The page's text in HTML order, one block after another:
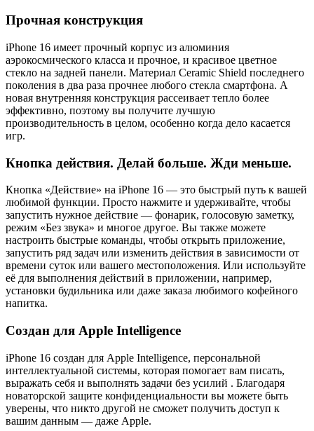
Прочная конструкция
iPhone 16 имеет прочный корпус из алюминия
аэрокосмического класса и прочное, и красивое цветное
стекло на задней панели. Материал Ceramic Shield последнего
поколения в два раза прочнее любого стекла смартфона. А
новая внутренняя конструкция рассеивает тепло более
эффективно, поэтому вы получите лучшую
производительность в целом, особенно когда дело касается
игр.
Кнопка действия. Делай больше. Жди меньше.
Кнопка «Действие» на iPhone 16 — это быстрый путь к вашей
любимой функции. Просто нажмите и удерживайте, чтобы
запустить нужное действие — фонарик, голосовую заметку,
режим «Без звука» и многое другое. Вы также можете
настроить быстрые команды, чтобы открыть приложение,
запустить ряд задач или изменить действия в зависимости от
времени суток или вашего местоположения. Или используйте
её для выполнения действий в приложении, например,
установки будильника или даже заказа любимого кофейного
напитка.
Создан для Apple Intelligence
iPhone 16 создан для Apple Intelligence, персональной
интеллектуальной системы, которая помогает вам писать,
выражать себя и выполнять задачи без усилий . Благодаря
новаторской защите конфиденциальности вы можете быть
уверены, что никто другой не сможет получить доступ к
вашим данным — даже Apple.